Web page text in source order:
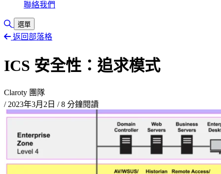
聯絡我們
切換搜尋
選單
返回部落格
ICS 安全性：追求模式
Claroty 團隊
/ 2023年3月2日 /8 分鐘閱讀